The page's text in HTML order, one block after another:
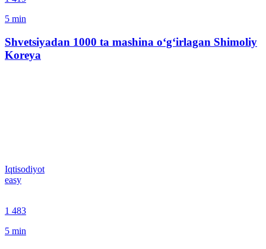
5 min
Shvetsiyadan 1000 ta mashina o‘g‘irlagan Shimoliy
Koreya
Iqtisodiyot
easy
1 483
5 min